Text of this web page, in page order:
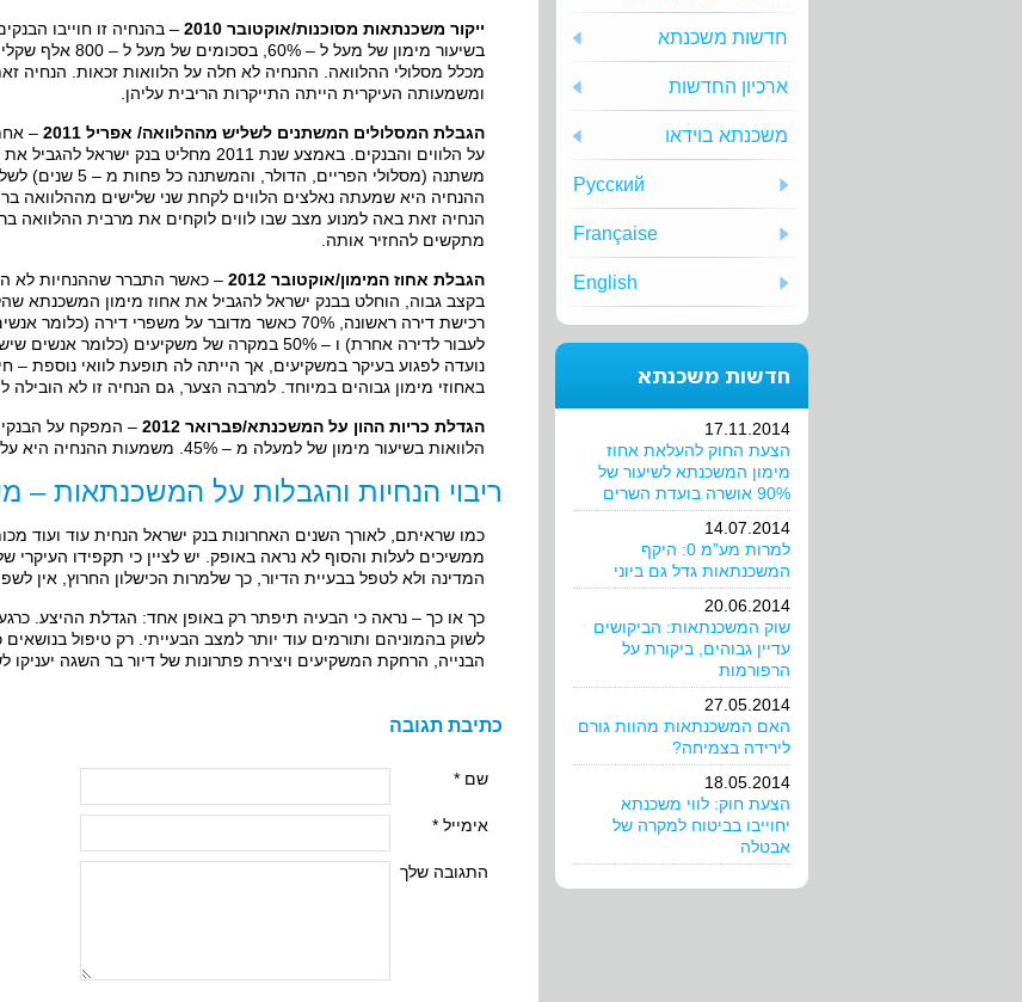
חדשות משכנתא
ארכיון החדשות
משכנתא בוידאו
Русский
Française
English
חדשות משכנתא
17.11.2014
הצעת החוק להעלאת אחוז
מימון המשכנתא לשיעור של
90% אושרה בועדת השרים
14.07.2014
למרות מע”מ 0: היקף
המשכנתאות גדל גם ביוני
20.06.2014
שוק המשכנתאות: הביקושים
עדיין גבוהים, ביקורת על
הרפורמות
27.05.2014
האם המשכנתאות מהוות גורם
לירידה בצמיחה?
18.05.2014
הצעת חוק: לווי משכנתא
יחוייבו בביטוח למקרה של
אבטלה
ייקור משכנתאות מסוכנות/אוקטובר 2010
– בהנחיה זו חוייבו
מכלל מסלולי ההלוואה. ההנחיה לא חלה על הלוואות זכאות. הנחיה
ומשמעותה העיקרית הייתה התייקרות הריבית עליהן.
הגבלת המסלולים המשתנים לשליש מההלוואה/ אפריל 2011
–
על הלווים והבנקים. באמצע שנת 2011
משתנה (מסלולי
ההנחיה היא שמעתה נאלצים הלווים לקחת שני שלישים מההלוואה
הנחיה זאת באה למנוע מצב שבו לווים לוקחים את מרבית ההלוואה
מתקשים להחזיר אותה.
הגבלת אחוז המימון/אוקטובר 2012
– כאשר התברר שההנחיות לא
רכישת דירה ראשונה, 70% כאשר מדובר על משפרי
לעבור לדירה אחרת) ו – 50% במקרה של משקיעים
באחוזי מימון גבוהים במיוחד. למרבה הצער, גם הנחיה זו לא הובילה
הגדלת כריות ההון על המשכנתא/פברואר 2012
– המפקח על
הלוואות בשיעור מימון של למעלה מ – 45%. משמעות ההנחיה היא עליית ריביות.
ריבוי הנחיות והגבלות על המשכנתאות –
כמו שראיתם, לאורך השנים האחרונות בנק ישראל הנחית עוד ועוד
ממשיכים לעלות והסוף לא נראה באופק. יש לציין כי תקפידו העיקרי
המדינה ולא לטפל בבעיית הדיור, כך שלמרות הכישלון החרוץ, אין
כך או כך – נראה כי הבעיה תיפתר רק באופן אחד: הגדלת ההיצע.
לשוק בהמוניהם ותורמים עוד יותר למצב הבעייתי. רק טיפול
הבנייה, הרחקת המשקיעים ויצירת פתרונות של דיור בר השגה יעניקו
כתיבת תגובה
שם *
אימייל *
התגובה שלך